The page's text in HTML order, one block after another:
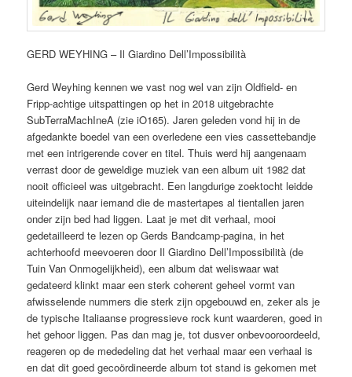
GERD WEYHING – Il Giardino Dell’Impossibilità
Gerd Weyhing kennen we vast nog wel van zijn Oldfield- en
Fripp-achtige uitspattingen op het in 2018 uitgebrachte
SubTerraMachIneA (zie iO165). Jaren geleden vond hij in de
afgedankte boedel van een overledene een vies cassettebandje
met een intrigerende cover en titel. Thuis werd hij aangenaam
verrast door de geweldige muziek van een album uit 1982 dat
nooit officieel was uitgebracht. Een langdurige zoektocht leidde
uiteindelijk naar iemand die de mastertapes al tientallen jaren
onder zijn bed had liggen. Laat je met dit verhaal, mooi
gedetailleerd te lezen op Gerds Bandcamp-pagina, in het
achterhoofd meevoeren door Il Giardino Dell’Impossibilità (de
Tuin Van Onmogelijkheid), een album dat weliswaar wat
gedateerd klinkt maar een sterk coherent geheel vormt van
afwisselende nummers die sterk zijn opgebouwd en, zeker als je
de typische Italiaanse progressieve rock kunt waarderen, goed in
het gehoor liggen. Pas dan mag je, tot dusver onbevooroordeeld,
reageren op de mededeling dat het verhaal maar een verhaal is
en dat dit goed gecoördineerde album tot stand is gekomen met